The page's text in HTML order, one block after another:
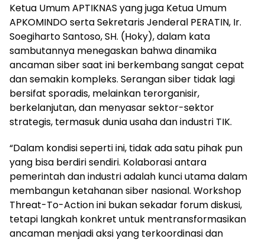
Ketua Umum APTIKNAS yang juga Ketua Umum
APKOMINDO serta Sekretaris Jenderal PERATIN, Ir.
Soegiharto Santoso, SH. (Hoky), dalam kata
sambutannya menegaskan bahwa dinamika
ancaman siber saat ini berkembang sangat cepat
dan semakin kompleks. Serangan siber tidak lagi
bersifat sporadis, melainkan terorganisir,
berkelanjutan, dan menyasar sektor-sektor
strategis, termasuk dunia usaha dan industri TIK.
“Dalam kondisi seperti ini, tidak ada satu pihak pun
yang bisa berdiri sendiri. Kolaborasi antara
pemerintah dan industri adalah kunci utama dalam
membangun ketahanan siber nasional. Workshop
Threat-To-Action ini bukan sekadar forum diskusi,
tetapi langkah konkret untuk mentransformasikan
ancaman menjadi aksi yang terkoordinasi dan